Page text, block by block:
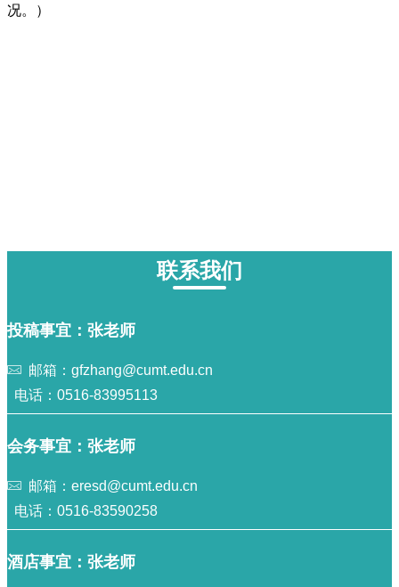
况。）
联系我们
投稿事宜：张老师
邮箱：gfzhang@cumt.edu.cn
电话：0516-83995113
会务事宜：张老师
邮箱：eresd@cumt.edu.cn
电话：0516-83590258
酒店事宜：张老师